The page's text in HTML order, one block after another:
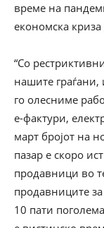
време на
економска
“Со
нашите
го олесниме
е-фактури,
март бројот на
пазар е скоро
продавници во
продавниците
10 пати